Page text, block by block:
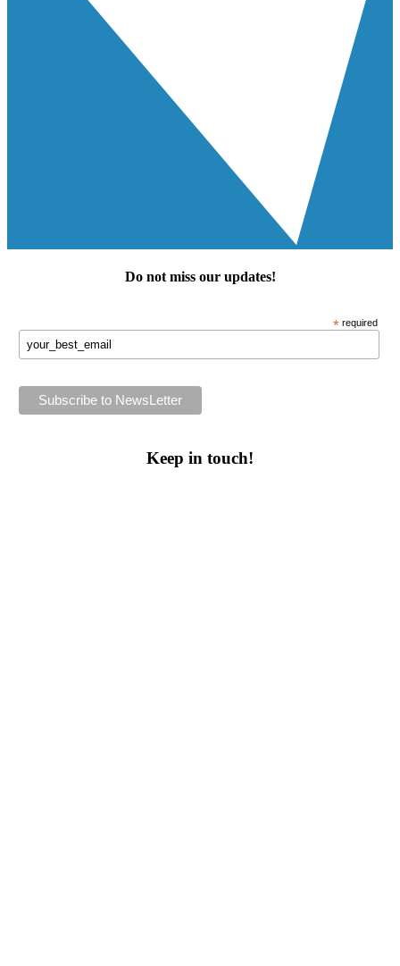
Do not miss our updates!
* required
Keep in touch!